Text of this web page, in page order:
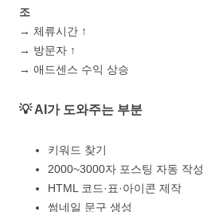
조
→ 체류시간 ↑
→ 방문자 ↑
→ 애드센스 수익 상승
💡 AI가 도와주는 부분
키워드 찾기
2000~3000자 포스팅 자동 작성
HTML 코드·표·아이콘 제작
썸네일 문구 생성